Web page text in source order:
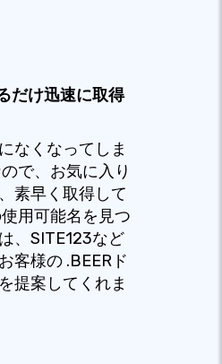
だけ迅速に取得
なくなってしま
で、お気に入り
素早く取得して
用可能名を見つ
、SITE123など
客様の .BEERド
提案してくれま